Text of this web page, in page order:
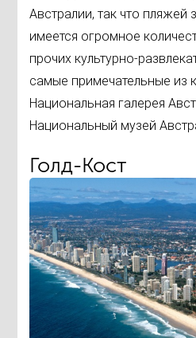
Австралии, так что пляжей
имеется огромное
прочих культурно-
самые примечательные из
Национальная галерея
Национальный музей
Голд-Кост